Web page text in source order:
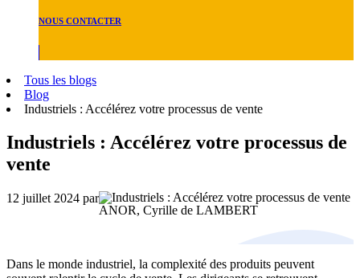
NOUS CONTACTER
Tous les blogs
Blog
Industriels : Accélérez votre processus de vente
Industriels : Accélérez votre processus de
vente
12 juillet 2024 par
ANOR, Cyrille de LAMBERT
Dans le monde industriel, la complexité des produits peuvent